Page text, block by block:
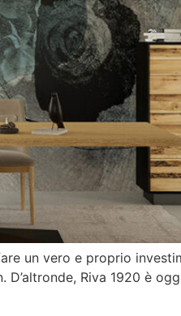
un vero e proprio
Riva 1920 è